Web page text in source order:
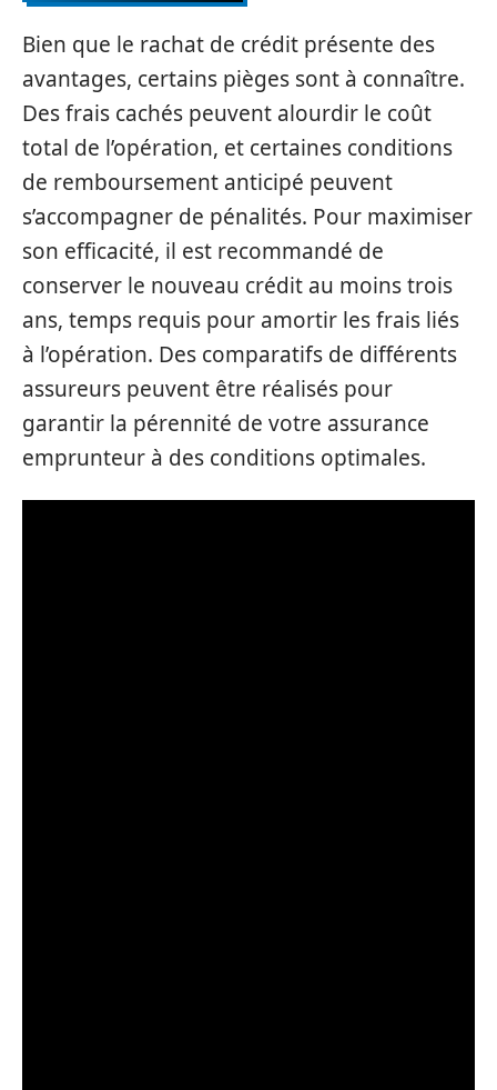
Bien que le rachat de crédit présente des
avantages, certains pièges sont à connaître.
Des frais cachés peuvent alourdir le coût
total de l’opération, et certaines conditions
de remboursement anticipé peuvent
s’accompagner de pénalités. Pour maximiser
son efficacité, il est recommandé de
conserver le nouveau crédit au moins trois
ans, temps requis pour amortir les frais liés
à l’opération. Des comparatifs de différents
assureurs peuvent être réalisés pour
garantir la pérennité de votre assurance
emprunteur à des conditions optimales.